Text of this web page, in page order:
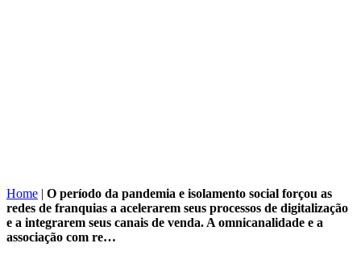
Home | O período da pandemia e isolamento social forçou as
redes de franquias a acelerarem seus processos de digitalização
e a integrarem seus canais de venda. A omnicanalidade e a
associação com re…